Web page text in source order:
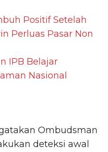
Positif Setelah
Perluas Pasar Non
IPB Belajar
Nasional
Ombudsman
deteksi awal